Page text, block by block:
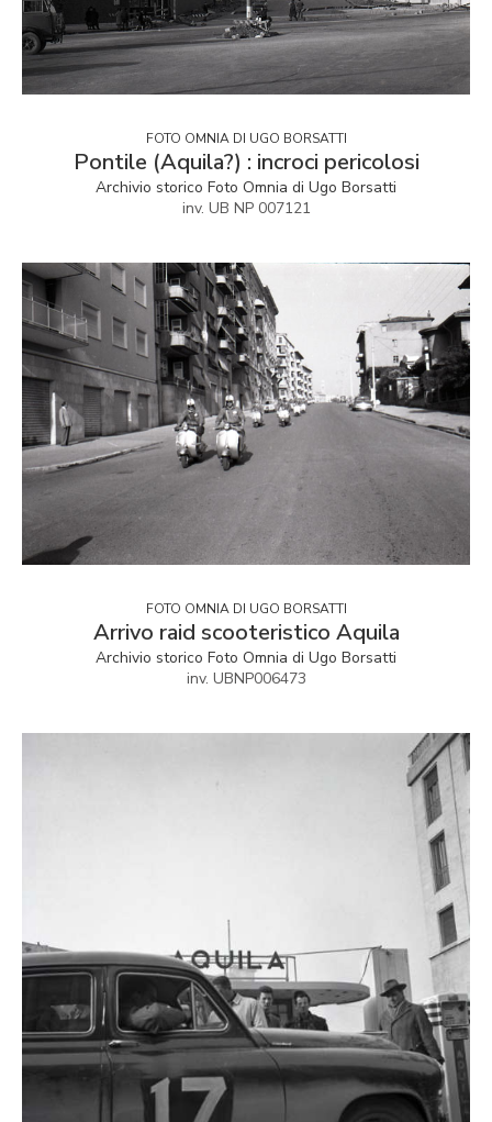
FOTO OMNIA DI UGO BORSATTI
Pontile (Aquila?) : incroci pericolosi
Archivio storico Foto Omnia di Ugo Borsatti
inv. UB NP 007121
FOTO OMNIA DI UGO BORSATTI
Arrivo raid scooteristico Aquila
Archivio storico Foto Omnia di Ugo Borsatti
inv. UBNP006473